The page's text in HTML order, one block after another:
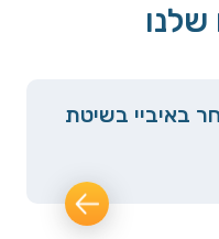
באיביי בשיטת